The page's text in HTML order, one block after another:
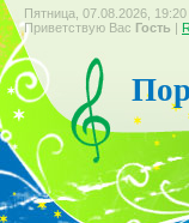
Пятница, 07.08.2026, 19:20
Приветствую Вас Гость |